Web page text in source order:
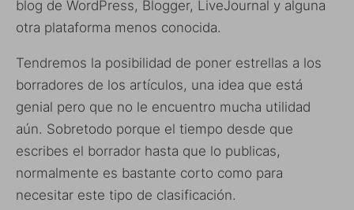
blog de WordPress, Blogger, LiveJournal y alguna
otra plataforma menos conocida.
Tendremos la posibilidad de poner estrellas a los
borradores de los artículos, una idea que está
genial pero que no le encuentro mucha utilidad
aún. Sobretodo porque el tiempo desde que
escribes el borrador hasta que lo publicas,
normalmente es bastante corto como para
necesitar este tipo de clasificación.